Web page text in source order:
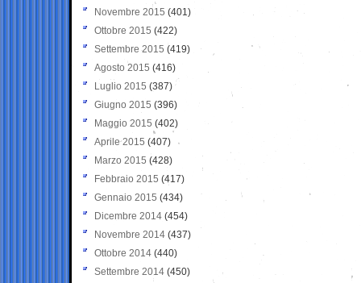
Novembre 2015 (401)
Ottobre 2015 (422)
Settembre 2015 (419)
Agosto 2015 (416)
Luglio 2015 (387)
Giugno 2015 (396)
Maggio 2015 (402)
Aprile 2015 (407)
Marzo 2015 (428)
Febbraio 2015 (417)
Gennaio 2015 (434)
Dicembre 2014 (454)
Novembre 2014 (437)
Ottobre 2014 (440)
Settembre 2014 (450)